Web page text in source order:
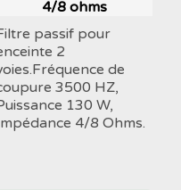
4/8 ohms
passif pour
2
de
3500 HZ,
130 W,
4/8 Ohms.